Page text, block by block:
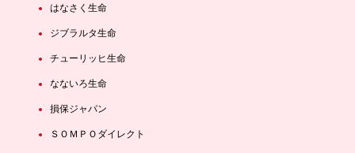
はなさく生命
ジブラルタ生命
チューリッヒ生命
なないろ生命
損保ジャパン
ＳＯＭＰＯダイレクト